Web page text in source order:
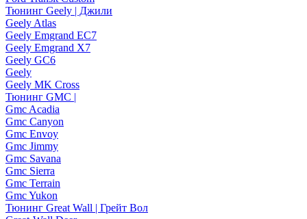
Тюнинг Geely | Джили
Geely Atlas
Geely Emgrand EC7
Geely Emgrand X7
Geely GC6
Geely
Geely MK Cross
Тюнинг GMC |
Gmc Acadia
Gmc Canyon
Gmc Envoy
Gmc Jimmy
Gmc Savana
Gmc Sierra
Gmc Terrain
Gmc Yukon
Тюнинг Great Wall | Грейт Вол